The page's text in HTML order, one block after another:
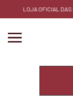
LOJA OFICIAL DAS